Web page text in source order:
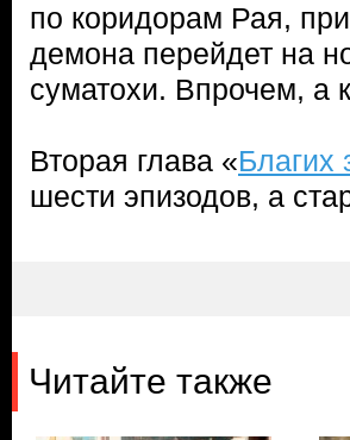
по коридорам Рая,
демона перейдет на
суматохи. Впрочем, а
Вторая глава «Благих
шести эпизодов, а
Читайте также